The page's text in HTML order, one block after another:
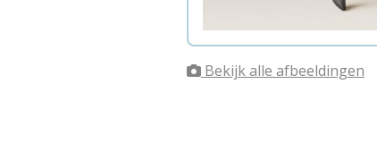
Bekijk alle afbeeldingen